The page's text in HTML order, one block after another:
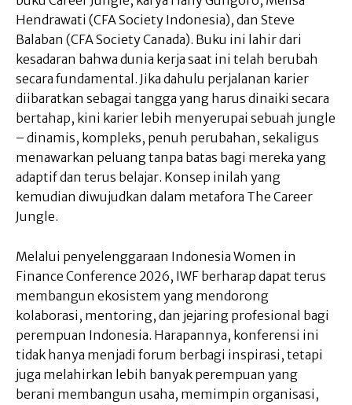
Hendrawati (CFA Society Indonesia), dan Steve
Balaban (CFA Society Canada). Buku ini lahir dari
kesadaran bahwa dunia kerja saat ini telah berubah
secara fundamental. Jika dahulu perjalanan karier
diibaratkan sebagai tangga yang harus dinaiki secara
bertahap, kini karier lebih menyerupai sebuah jungle
– dinamis, kompleks, penuh perubahan, sekaligus
menawarkan peluang tanpa batas bagi mereka yang
adaptif dan terus belajar. Konsep inilah yang
kemudian diwujudkan dalam metafora The Career
Jungle.
Melalui penyelenggaraan Indonesia Women in
Finance Conference 2026, IWF berharap dapat terus
membangun ekosistem yang mendorong
kolaborasi, mentoring, dan jejaring profesional bagi
perempuan Indonesia. Harapannya, konferensi ini
tidak hanya menjadi forum berbagi inspirasi, tetapi
juga melahirkan lebih banyak perempuan yang
berani membangun usaha, memimpin organisasi,